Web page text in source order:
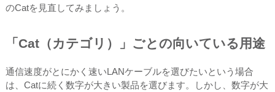
のCatを見直してみましょう。
「Cat（カテゴリ）」ごとの向いている用途
通信速度がとにかく速いLANケーブルを選びたいという場合
は、Catに続く数字が大きい製品を選びます。しかし、数字が大